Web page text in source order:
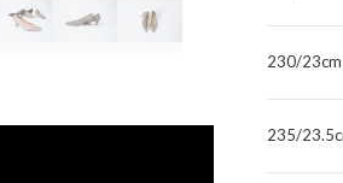
230/23cm
235/